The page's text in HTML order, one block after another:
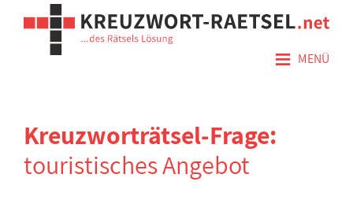
≡ MENÜ
Kreuzworträtsel-Frage:
touristisches Angebot